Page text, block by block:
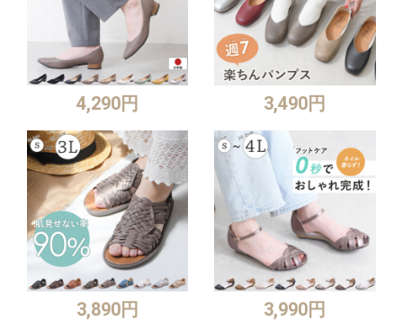
4,290円 3,490円
3,890円 3,990円